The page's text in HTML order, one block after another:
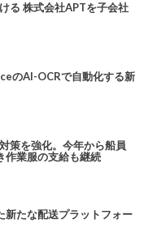
る 株式会社APTを子会社
のAI-OCRで自動化する新
策を強化。今年から船員
作業服の支給も継続
たな配送プラットフォー